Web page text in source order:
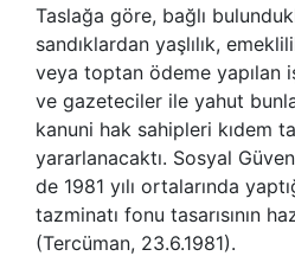
Taslağa göre, bağlı
sandıklardan yaşlılık,
veya toptan ödeme yapılan
ve gazeteciler ile yahut
kanuni hak sahipleri kıdem
yararlanacaktı. Sosyal
de 1981 yılı ortalarında
tazminatı fonu tasarısının
(Tercüman, 23.6.1981).